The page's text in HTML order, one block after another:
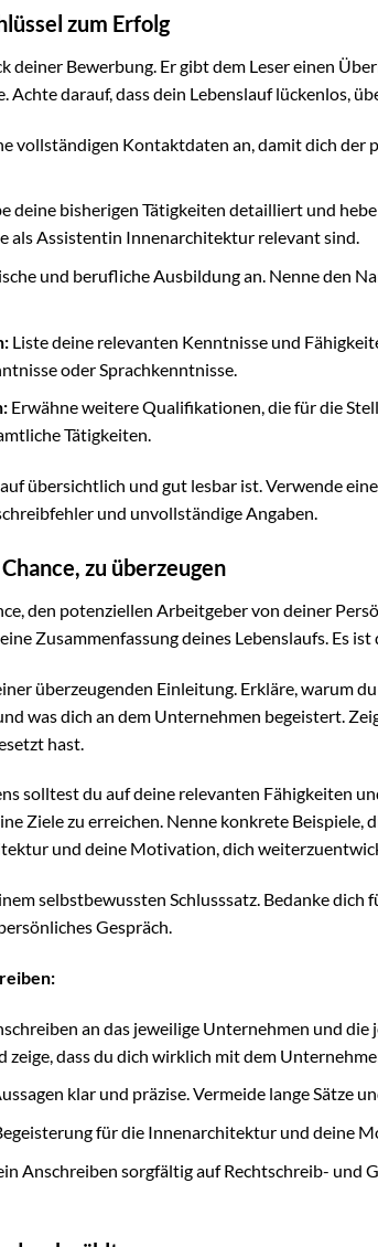
zum Erfolg
deiner Bewerbung. Er gibt dem Leser einen
darauf, dass dein Lebenslauf lückenlos,
vollständigen Kontaktdaten an, damit dich der
deine bisherigen Tätigkeiten detailliert und
als Assistentin Innenarchitektur relevant sind.
und berufliche Ausbildung an. Nenne den
Liste deine relevanten Kenntnisse und
oder Sprachkenntnisse.
Erwähne weitere Qualifikationen, die für die
Tätigkeiten.
übersichtlich und gut lesbar ist. Verwende
und unvollständige Angaben.
zu überzeugen
den potenziellen Arbeitgeber von deiner
Zusammenfassung deines Lebenslaufs. Es
überzeugenden Einleitung. Erkläre, warum
was dich an dem Unternehmen begeistert.
hast.
solltest du auf deine relevanten Fähigkeiten
Ziele zu erreichen. Nenne konkrete Beispiele,
und deine Motivation, dich
selbstbewussten Schlusssatz. Bedanke
Gespräch.
an das jeweilige Unternehmen und die
dass du dich wirklich mit dem
klar und präzise. Vermeide lange Sätze
für die Innenarchitektur und deine
Anschreiben sorgfältig auf Rechtschreib- und